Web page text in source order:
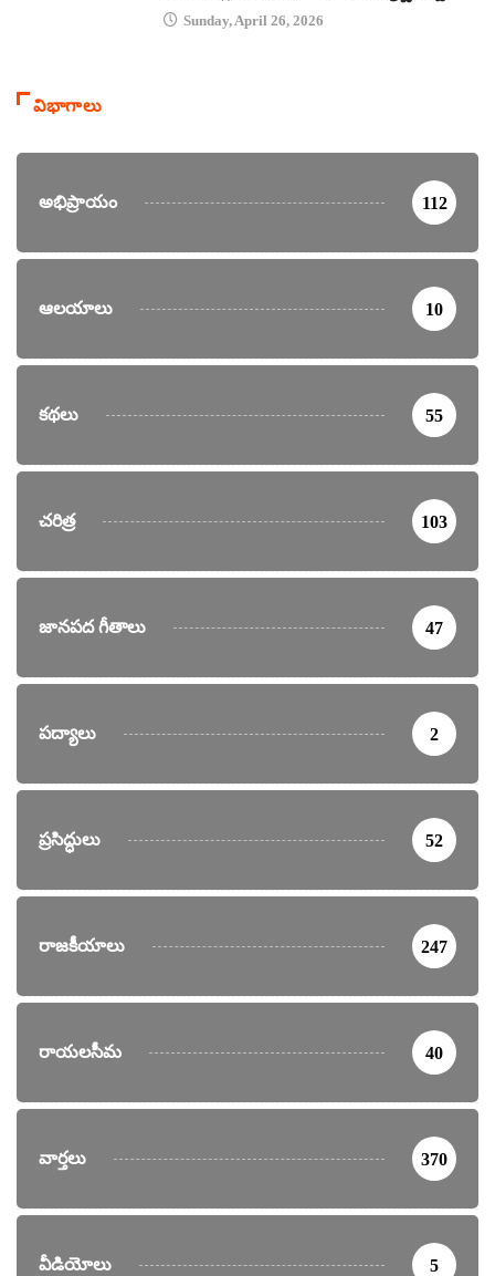
Sunday, April 26, 2026
విభాగాలు
అభిప్రాయం 112
ఆలయాలు 10
కథలు 55
చరిత్ర 103
జానపద గీతాలు 47
పద్యాలు 2
ప్రసిద్ధులు 52
రాజకీయాలు 247
రాయలసీమ 40
వార్తలు 370
వీడియోలు 5